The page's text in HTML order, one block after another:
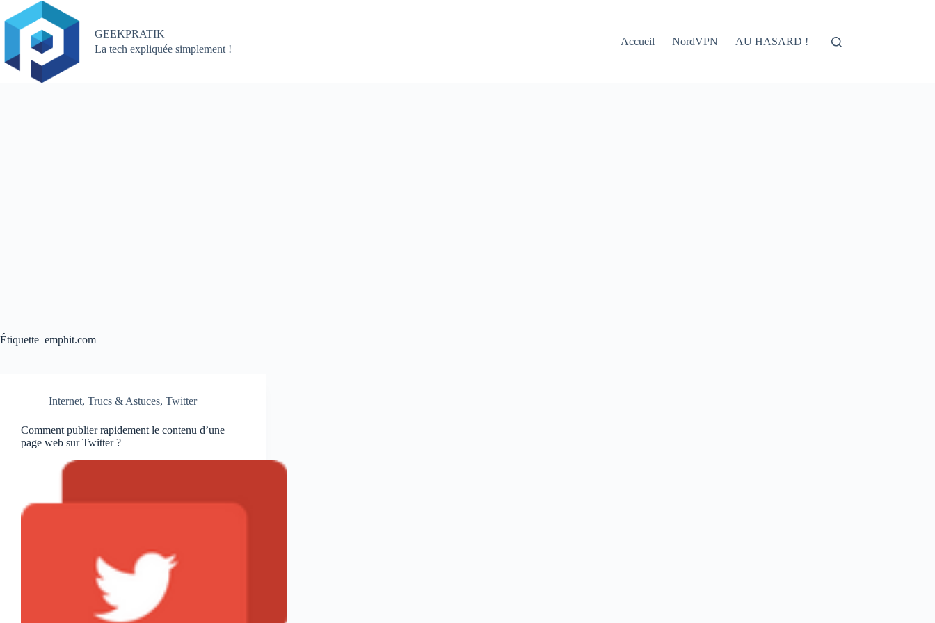
au
contenu
GEEKPRATIK
La tech expliquée simplement !
Accueil NordVPN AU HASARD !
Étiquette emphit.com
Internet, Trucs & Astuces, Twitter
Comment publier rapidement le contenu d’une
page web sur Twitter ?